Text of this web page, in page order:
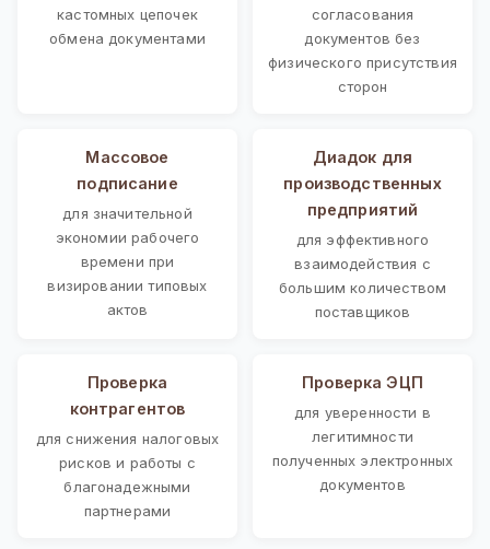
кастомных цепочек
обмена документами
согласования
документов без
физического присутствия
сторон
Массовое
подписание
для значительной
экономии рабочего
времени при
визировании типовых
актов
Диадок для
производственных
предприятий
для эффективного
взаимодействия с
большим количеством
поставщиков
Проверка
контрагентов
для снижения налоговых
рисков и работы с
благонадежными
партнерами
Проверка ЭЦП
для уверенности в
легитимности
полученных электронных
документов